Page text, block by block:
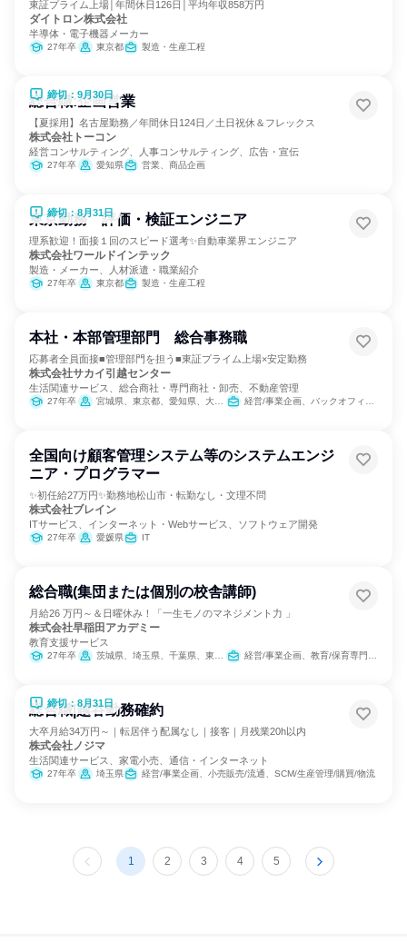
東証プライム上場│年間休日126日│平均年収858万円
ダイトロン株式会社
半導体・電子機器メーカー
27年卒 東京都 製造・生産工程
締切：9月30日
総合職:企画営業
【夏採用】名古屋勤務／年間休日124日／土日祝休＆フレックス
株式会社トーコン
経営コンサルティング、人事コンサルティング、広告・宣伝
27年卒 愛知県 営業、商品企画
締切：8月31日
東京勤務 評価・検証エンジニア
理系歓迎！面接１回のスピード選考✨自動車業界エンジニア
株式会社ワールドインテック
製造・メーカー、人材派遣・職業紹介
27年卒 東京都 製造・生産工程
本社・本部管理部門 総合事務職
応募者全員面接■管理部門を担う■東証プライム上場×安定勤務
株式会社サカイ引越センター
生活関連サービス、総合商社・専門商社・卸売、不動産管理
27年卒 宮城県、東京都、愛知県、大阪府、福岡県 経営/事業企画、バックオフィス・事務・受付、経理/税務/財務、人事、総務
全国向け顧客管理システム等のシステムエンジ
ニア・プログラマー
✨初任給27万円✨勤務地松山市・転勤なし・文理不問
株式会社ブレイン
ITサービス、インターネット・Webサービス、ソフトウェア開発
27年卒 愛媛県 IT
総合職(集団または個別の校舎講師)
月給26 万円～＆日曜休み！「一生モノのマネジメント力 」
株式会社早稲田アカデミー
教育支援サービス
27年卒 茨城県、埼玉県、千葉県、東京都、神奈川県 経営/事業企画、教育/保育専門職、人事
締切：8月31日
総合職|越谷勤務確約
大卒月給34万円～｜転居伴う配属なし｜接客｜月残業20h以内
株式会社ノジマ
生活関連サービス、家電小売、通信・インターネット
27年卒 埼玉県 経営/事業企画、小売販売/流通、SCM/生産管理/購買/物流
1 2 3 4 5